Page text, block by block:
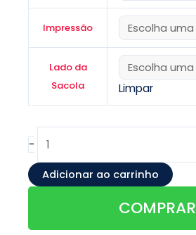
Impressão
Lado da
Sacola
Limpar
-
Branca
quantidade
Adicionar ao carrinho
COMPRAR